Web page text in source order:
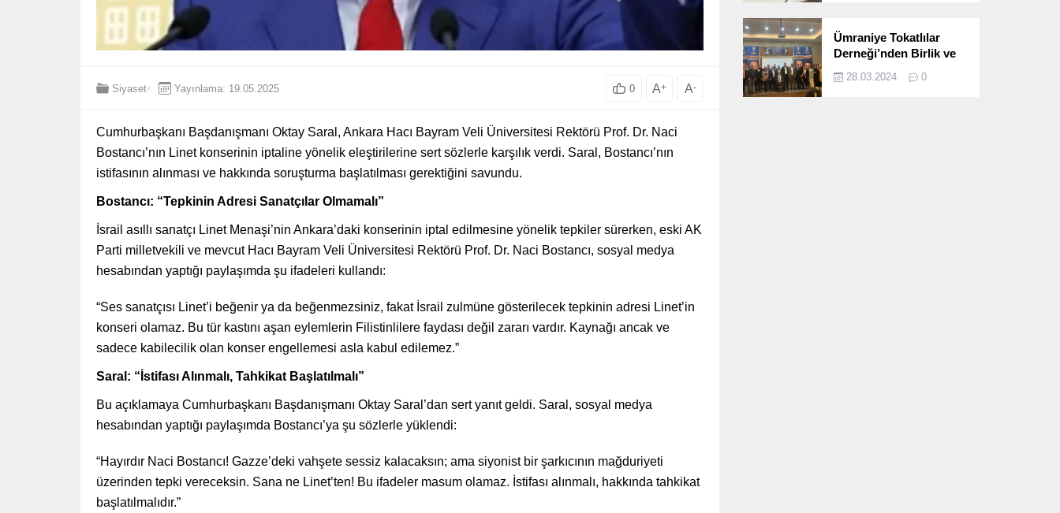
Siyaset Yayınlama: 19.05.2025 0 A+ A-
Cumhurbaşkanı Başdanışmanı Oktay Saral, Ankara Hacı Bayram Veli Üniversitesi Rektörü Prof. Dr. Naci
Bostancı’nın Linet konserinin iptaline yönelik eleştirilerine sert sözlerle karşılık verdi. Saral, Bostancı’nın
istifasının alınması ve hakkında soruşturma başlatılması gerektiğini savundu.
Bostancı: “Tepkinin Adresi Sanatçılar Olmamalı”
İsrail asıllı sanatçı Linet Menaşi’nin Ankara’daki konserinin iptal edilmesine yönelik tepkiler sürerken, eski AK
Parti milletvekili ve mevcut Hacı Bayram Veli Üniversitesi Rektörü Prof. Dr. Naci Bostancı, sosyal medya
hesabından yaptığı paylaşımda şu ifadeleri kullandı:
“Ses sanatçısı Linet’i beğenir ya da beğenmezsiniz, fakat İsrail zulmüne gösterilecek tepkinin adresi Linet’in
konseri olamaz. Bu tür kastını aşan eylemlerin Filistinlilere faydası değil zararı vardır. Kaynağı ancak ve
sadece kabilecilik olan konser engellemesi asla kabul edilemez.”
Saral: “İstifası Alınmalı, Tahkikat Başlatılmalı”
Bu açıklamaya Cumhurbaşkanı Başdanışmanı Oktay Saral’dan sert yanıt geldi. Saral, sosyal medya
hesabından yaptığı paylaşımda Bostancı’ya şu sözlerle yüklendi:
“Hayırdır Naci Bostancı! Gazze’deki vahşete sessiz kalacaksın; ama siyonist bir şarkıcının mağduriyeti
üzerinden tepki vereceksin. Sana ne Linet’ten! Bu ifadeler masum olamaz. İstifası alınmalı, hakkında tahkikat
başlatılmalıdır.”
Ümraniye Tokatlılar
Derneği’nden Birlik ve
Programı
28.03.2024 0